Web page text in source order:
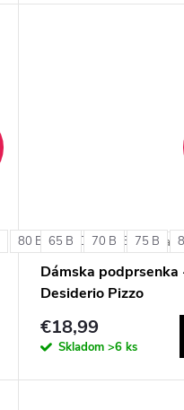
80 B 80 C 85 B +
65 B 70 B 75 B
Dámska podprsenka
Desiderio Pizzo
€18,99
Skladom>6 ks